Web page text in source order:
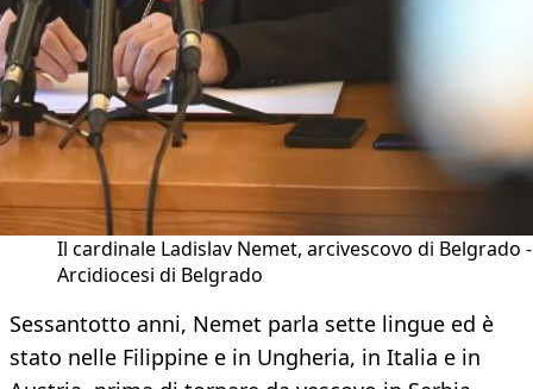
Il cardinale Ladislav Nemet, arcivescovo di Belgrado -
Arcidiocesi di Belgrado
Sessantotto anni, Nemet parla sette lingue ed è
stato nelle Filippine e in Ungheria, in Italia e in